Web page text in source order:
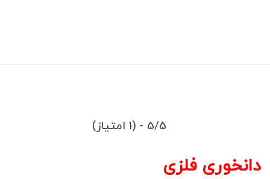
5/5 - (1 امتیاز)
دانخوری فلزی